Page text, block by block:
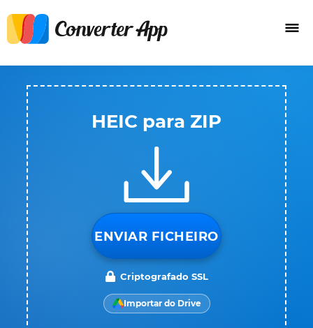
HEIC para ZIP
ENVIAR FICHEIRO
Criptografado SSL
Importar do Drive